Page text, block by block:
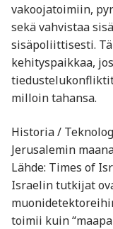
vakoojatoimiin,
sekä vahvistaa
sisäpoliittisesti.
kehityspaikkaa,
milloin tahansa.
Historia /
Jerusalemin
Lähde: Times of
Israelin tutkijat
toimii kuin